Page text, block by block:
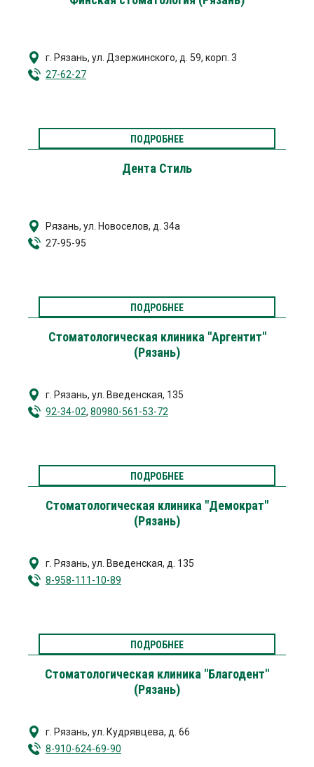
г. Рязань, ул. Дзержинского, д. 59, корп. 3
27-62-27
ПОДРОБНЕЕ
Дента Стиль
Рязань, ул. Новоселов, д. 34а
27-95-95
ПОДРОБНЕЕ
Стоматологическая клиника "Аргентит"
(Рязань)
г. Рязань, ул. Введенская, 135
92-34-02, 80980-561-53-72
ПОДРОБНЕЕ
Стоматологическая клиника "Демократ"
(Рязань)
г. Рязань, ул. Введенская, д. 135
8-958-111-10-89
ПОДРОБНЕЕ
Стоматологическая клиника "Благодент"
(Рязань)
г. Рязань, ул. Кудрявцева, д. 66
8-910-624-69-90